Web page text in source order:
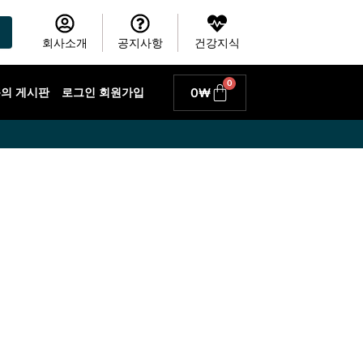
회사소개 공지사항 건강지식
게시판 로그인 회원가입 0₩
0
Cart